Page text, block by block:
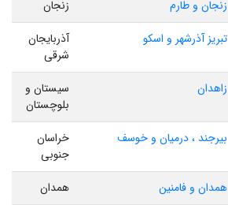
زنجان و طارم
زنجان
تبریز آذرشهر و اسکو
آذربایجان
شرقی
زاهدان
سیستان و
بلوچستان
بیرجند ، درمیان و خوسف
خراسان
جنوبی
همدان و فامنین
همدان